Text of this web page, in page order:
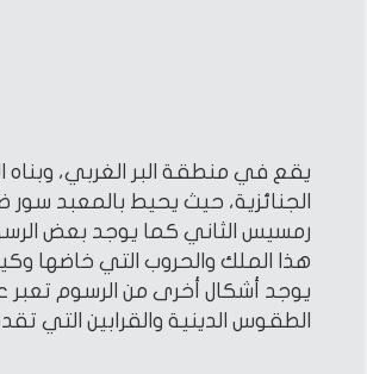
يقع في منطقة البر الغربي، وبناه
الجنائزية، حيث يحيط بالمعبد
رمسيس الثاني كما يوجد بعض
هذا الملك والحروب التي خاضها
يوجد أشكال أخرى من الرسوم تعبر
الطقوس الدينية والقرابين التي